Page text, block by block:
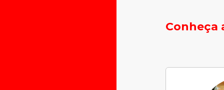
Conheça